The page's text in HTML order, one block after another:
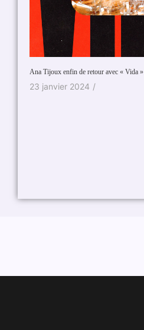
Ana Tijoux enfin de retour avec « Vida »
23 janvier 2024 /